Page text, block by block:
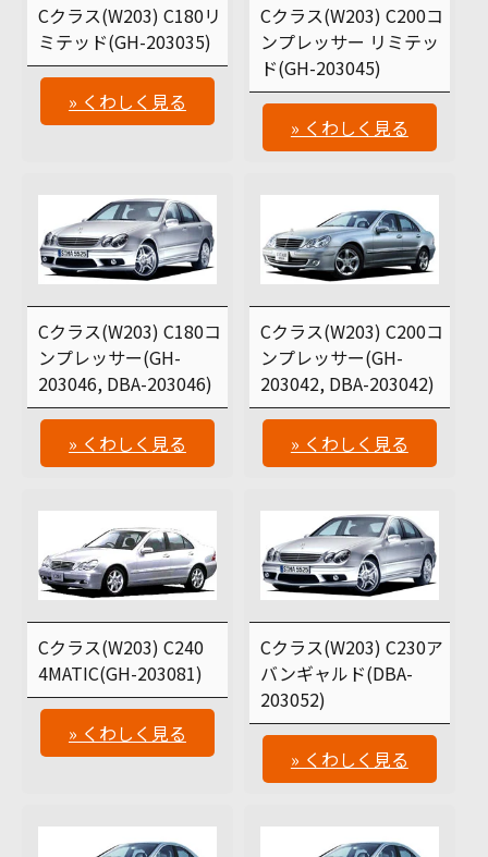
Cクラス(W203) C180リ
ミテッド(GH-203035)
» くわしく見る
Cクラス(W203) C200コ
ンプレッサー リミテッ
ド(GH-203045)
» くわしく見る
Cクラス(W203) C180コ
ンプレッサー(GH-
203046, DBA-203046)
» くわしく見る
Cクラス(W203) C200コ
ンプレッサー(GH-
203042, DBA-203042)
» くわしく見る
Cクラス(W203) C240
4MATIC(GH-203081)
» くわしく見る
Cクラス(W203) C230ア
バンギャルド(DBA-
203052)
» くわしく見る